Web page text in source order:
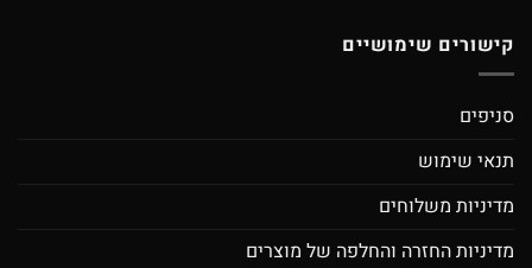
קישורים שימושיים
סניפים
תנאי שימוש
מדיניות משלוחים
מדיניות החזרה והחלפה של מוצרים